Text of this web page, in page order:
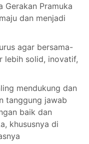
Gerakan Pramuka
dan menjadi
agar bersama-
lebih solid, inovatif,
mendukung dan
tanggung jawab
baik dan
khususnya di